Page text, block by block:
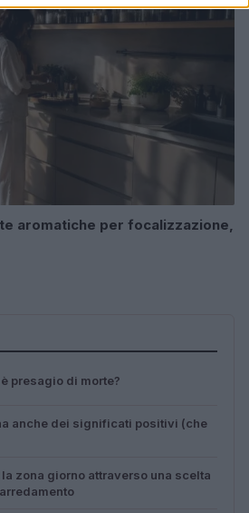
aromatiche per focalizzazione,
presagio di morte?
anche dei significati positivi (che
zona giorno attraverso una scelta